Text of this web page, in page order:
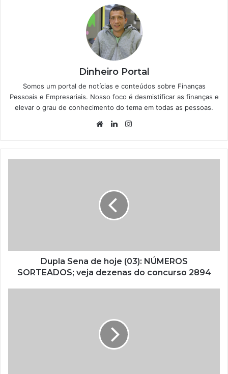
Dinheiro Portal
Somos um portal de notícias e conteúdos sobre Finanças
Pessoais e Empresariais. Nosso foco é desmistificar as finanças e
elevar o grau de conhecimento do tema em todas as pessoas.
WebsiteLinkedin
Dupla Sena de hoje (03): NÚMEROS
SORTEADOS; veja dezenas do concurso 2894